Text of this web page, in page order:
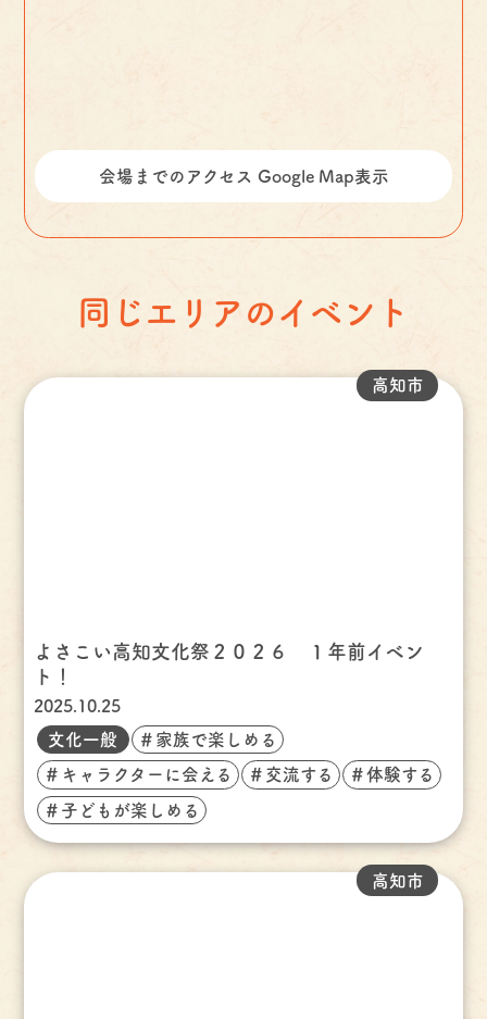
会場までのアクセス Google Map表示
同じエリアのイベント
よさこい高知文化祭２０２６ １年前イベン
ト！
2025.10.25
高知市
文化一般 ＃家族で楽しめる
＃キャラクターに会える ＃交流する ＃体験する
＃子どもが楽しめる
高知市